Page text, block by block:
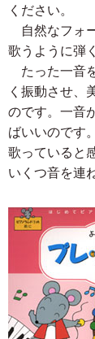
ください。
自然なフォ
歌うように弾
たった一音
く振動させ、
のです。一音
ばいいのです
歌っていると
いくつ音を連